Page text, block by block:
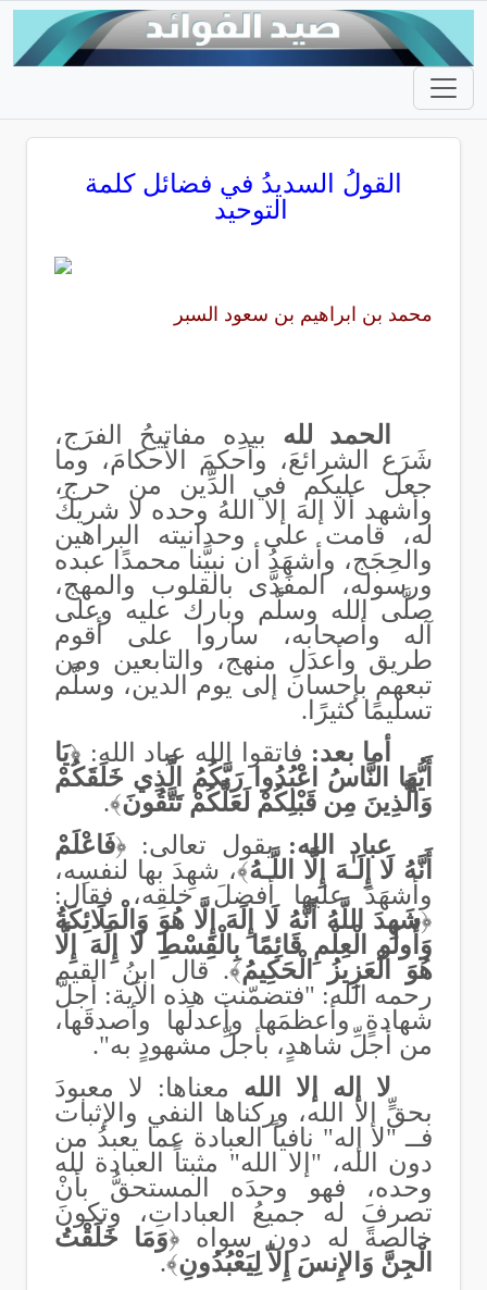
القولُ السديدُ في فضائل كلمة
التوحيد
محمد بن ابراهيم بن سعود السبر
الحمد لله بيدِه مفاتيحُ الفرَج،
شَرَع الشرائعَ، وأحكمَ الأحكامَ، وما
جعل عليكم في الدِّين من حرج،
وأشهد ألا إلهَ إلا اللهُ وحده لا شريكَ
له، قامت على وحدانيته البراهين
والحِجَج، وأشهَدُ أن نبيَّنا محمدًا عبده
ورسوله، المفَدَّى بالقلوب والمهج،
صلَّى الله وسلَّم وبارك عليه وعلى
آله وأصحابه، ساروا على أقوم
طريق وأعدَلِ منهج، والتابعين ومن
تبعهم بإحسان إلى يوم الدين، وسلَّم
تسليمًا كثيرًا .
أما بعد: فاتقوا الله عباد الله: ﴿يَا
أَيُّهَا النَّاسُ اعْبُدُوا رَبَّكُمُ الَّذِي خَلَقَكُمْ
وَالَّذِينَ مِن قَبْلِكُمْ لَعَلَّكُمْ تَتَّقُونَ﴾.
عباد الله: يقول تعالى: ﴿فَاعْلَمْ
أَنَّهُ لَا إِلَـٰهَ إِلَّا اللَّـهُ﴾، شهِدَ بها لنفسِه،
وأشهَدَ عليها أفضلَ خلقِه، فقال:
﴿شَهِدَ اللَّهُ أَنَّهُ لَا إِلَهَ إِلَّا هُوَ وَالْمَلَائِكَةُ
وَأُولُو الْعِلْمِ قَائِمًا بِالْقِسْطِ لَا إِلَهَ إِلَّا
هُوَ الْعَزِيزُ الْحَكِيمُ﴾. قال ابنُ القيم
رحمه الله: "فتضمّنت هذه الآية: أجلَّ
شهادةٍ وأعظمَها وأعدلَها وأصدقَها،
من أجلِّ شاهدٍ، بأجلِّ مشهودٍ به".
لا إله إلا الله معناها: لا معبودَ
بحقٍّ إلا الله، وركناها النفي والإثبات
فــ "لا إله" نافياً العبادة عما يعبدُ من
دون الله، "إلا الله" مثبتاً العبادة لله
وحده، فهو وحدَه المستحقُّ بأنْ
تصرفَ له جميعُ العباداتِ، وتكونَ
خالصةً له دون سواه ﴿وَمَا خَلَقْتُ
الْجِنَّ وَالإِنسَ إِلاّ لِيَعْبُدُونِ‏﴾.